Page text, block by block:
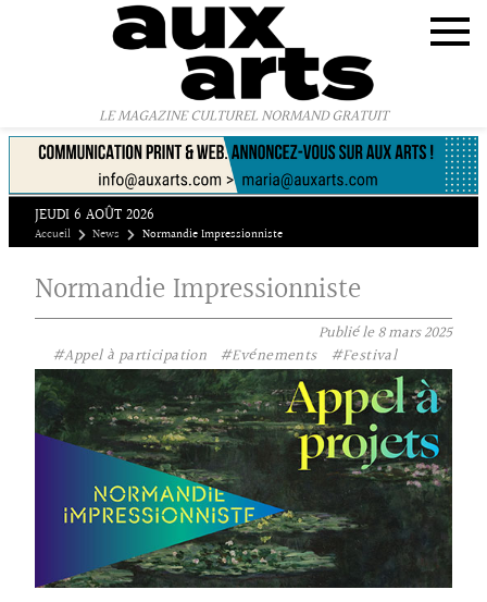
LE MAGAZINE CULTUREL NORMAND GRATUIT
JEUDI 6 AOÛT 2026
Accueil News Normandie Impressionniste
Normandie Impressionniste
Publié le8 mars 2025
#Appel à participation
#Evénements #Festival
Panneau de gestion des cookies